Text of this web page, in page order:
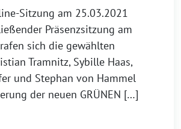
Sitzung am 25.03.2021
Präsenzsitzung am
sich die gewählten
Tramnitz, Sybille Haas,
und Stephan von Hammel
der neuen GRÜNEN […]